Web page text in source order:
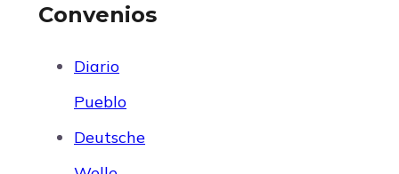
Convenios
Diario
Pueblo
Deutsche